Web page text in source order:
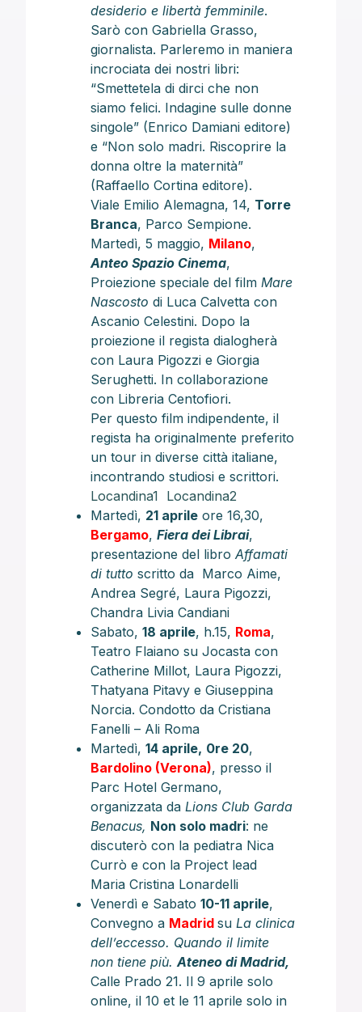
desiderio e libertà femminile.
Sarò con Gabriella Grasso,
giornalista. Parleremo in maniera
incrociata dei nostri libri:
“Smettetela di dirci che non
siamo felici. Indagine sulle donne
singole” (Enrico Damiani editore)
e “Non solo madri. Riscoprire la
donna oltre la maternità”
(Raffaello Cortina editore).
Viale Emilio Alemagna, 14, Torre
Branca, Parco Sempione.
Martedì, 5 maggio, Milano,
Anteo Spazio Cinema,
Proiezione speciale del filmMare
Nascosto di Luca Calvetta con
Ascanio Celestini. Dopo la
proiezione il regista dialogherà
con Laura Pigozzi e Giorgia
Serughetti. In collaborazione
con Libreria Centofiori.
Per questo film indipendente, il
regista ha originalmente preferito
un tour in diverse città italiane,
incontrando studiosi e scrittori.
Locandina1 Locandina2
Martedì, 21 aprile ore 16,30,
Bergamo,Fiera dei Librai,
presentazione del libroAffamati
di tutto scritto da Marco Aime,
Andrea Segré, Laura Pigozzi,
Chandra Livia Candiani
Sabato,18 aprile, h.15, Roma,
Teatro Flaiano su Jocasta con
Catherine Millot, Laura Pigozzi,
Thatyana Pitavy e Giuseppina
Norcia. Condotto da Cristiana
Fanelli – Ali Roma
Martedì,14 aprile, 0re 20,
Bardolino (Verona), presso il
Parc Hotel Germano,
organizzata daLions Club Garda
Benacus, Non solo madri: ne
discuterò con la pediatra Nica
Currò e con la Project lead
Maria Cristina Lonardelli
Venerdì e Sabato10-11 aprile,
Convegno a MadridsuLa clinica
dell’eccesso. Quando il limite
non tiene più.Ateneo di Madrid,
Calle Prado 21. Il 9 aprile solo
online, il 10 et le 11 aprile solo in